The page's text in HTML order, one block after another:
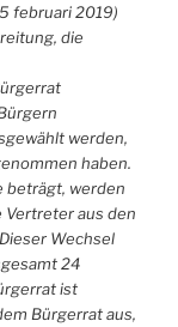
februari 2019)
die
werden,
haben.
beträgt, werden
aus den
Wechsel
24
ist
Bürgerrat aus,